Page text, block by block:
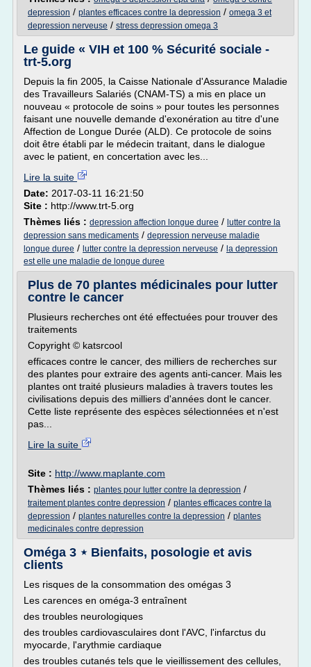
depression / plantes efficaces contre la depression / omega 3 et
depression nerveuse / stress depression omega 3
Le guide « VIH et 100 % Sécurité sociale -
trt-5.org
Depuis la fin 2005, la Caisse Nationale d'Assurance Maladie
des Travailleurs Salariés (CNAM-TS) a mis en place un
nouveau « protocole de soins » pour toutes les personnes
faisant une nouvelle demande d'exonération au titre d'une
Affection de Longue Durée (ALD). Ce protocole de soins
doit être établi par le médecin traitant, dans le dialogue
avec le patient, en concertation avec les...
Lire la suite
Date: 2017-03-11 16:21:50
Site : http://www.trt-5.org
Thèmes liés : depression affection longue duree / lutter contre la
depression sans medicaments / depression nerveuse maladie
longue duree / lutter contre la depression nerveuse / la depression
est elle une maladie de longue duree
Plus de 70 plantes médicinales pour lutter
contre le cancer
Plusieurs recherches ont été effectuées pour trouver des
traitements
Copyright © katsrcool
efficaces contre le cancer, des milliers de recherches sur
des plantes pour extraire des agents anti-cancer. Mais les
plantes ont traité plusieurs maladies à travers toutes les
civilisations depuis des milliers d'années dont le cancer.
Cette liste représente des espèces sélectionnées et n'est
pas...
Lire la suite
Site : http://www.maplante.com
Thèmes liés : plantes pour lutter contre la depression /
traitement plantes contre depression / plantes efficaces contre la
depression / plantes naturelles contre la depression / plantes
medicinales contre depression
Oméga 3 ⋆ Bienfaits, posologie et avis
clients
Les risques de la consommation des omégas 3
Les carences en oméga-3 entraînent
des troubles neurologiques
des troubles cardiovasculaires dont l'AVC, l'infarctus du
myocarde, l'arythmie cardiaque
des troubles cutanés tels que le vieillissement des cellules,